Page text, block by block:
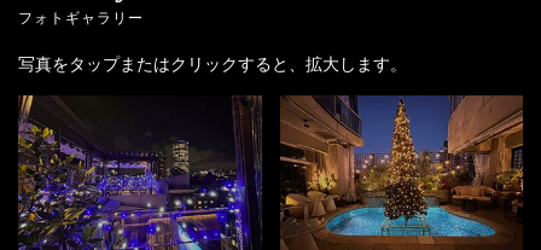
フォトギャラリー
写真をタップまたはクリックすると、拡大します。